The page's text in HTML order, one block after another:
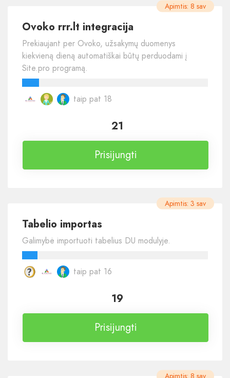
Apimtis: 8 sav
21
Prisijungti
Ovoko rrr.lt integracija
Prekiaujant per Ovoko, užsakymų duomenys
kiekvieną dieną automatiškai būtų perduodami į
Site.pro programą.
taip pat 18
Apimtis: 3 sav
19
Prisijungti
Tabelio importas
Galimybė importuoti tabelius DU modulyje.
taip pat 16
Apimtis: 8 sav